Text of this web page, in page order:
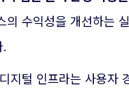
의 수익성을 개선하는
.
지털 인프라는 사용자